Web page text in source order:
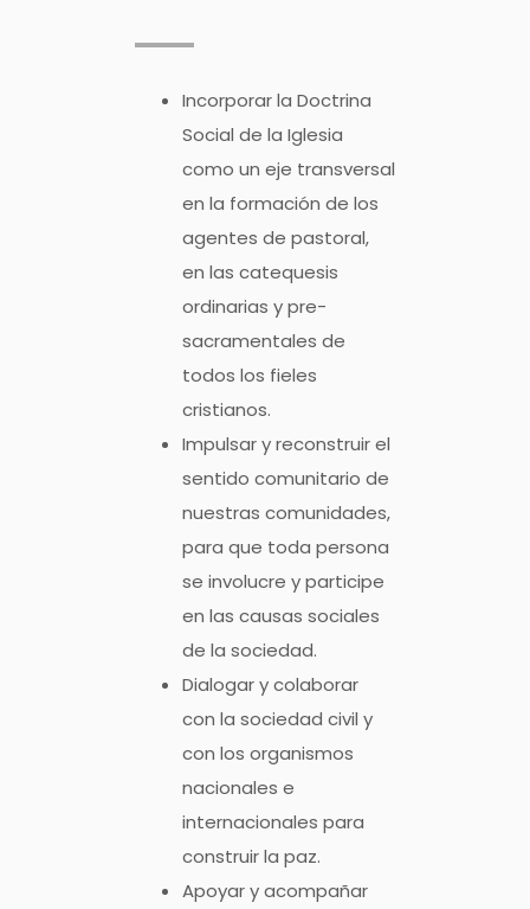
Incorporar la Doctrina
Social de la Iglesia
como un eje transversal
en la formación de los
agentes de pastoral,
en las catequesis
ordinarias y pre-
sacramentales de
todos los fieles
cristianos.
Impulsar y reconstruir el
sentido comunitario de
nuestras comunidades,
para que toda persona
se involucre y participe
en las causas sociales
de la sociedad.
Dialogar y colaborar
con la sociedad civil y
con los organismos
nacionales e
internacionales para
construir la paz.
Apoyar y acompañar